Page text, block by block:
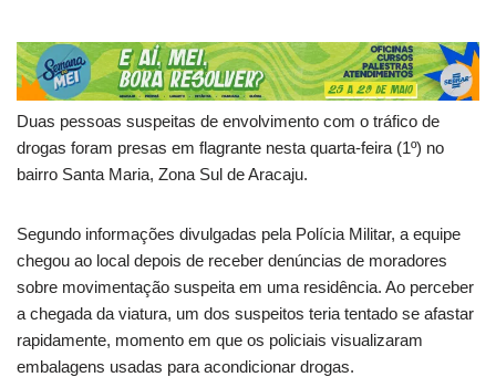
Duas pessoas suspeitas de envolvimento com o tráfico de
drogas foram presas em flagrante nesta quarta-feira (1º) no
bairro Santa Maria, Zona Sul de Aracaju.
Segundo informações divulgadas pela Polícia Militar, a equipe
chegou ao local depois de receber denúncias de moradores
sobre movimentação suspeita em uma residência. Ao perceber
a chegada da viatura, um dos suspeitos teria tentado se afastar
rapidamente, momento em que os policiais visualizaram
embalagens usadas para acondicionar drogas.